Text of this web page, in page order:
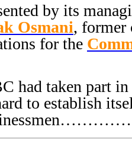
by its
Osmani, former
for the
taken part in
to establish